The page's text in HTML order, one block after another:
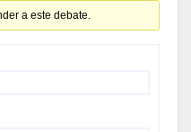
a este debate.